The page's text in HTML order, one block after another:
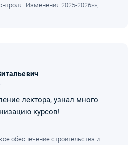
Изменения 2025-2026»»,
лектора, узнал много
курсов!
обеспечение строительства и